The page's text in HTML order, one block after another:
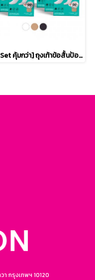
[ซื้อ Set คุ้มกว่า] ถุงเท้าข้อสั้นป้องกันไวรัส จำนวน 6 คู่ รหัส AV010S
กรุงเทพฯ 10120